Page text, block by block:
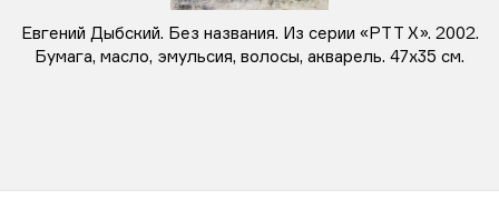
Евгений Дыбский. Без названия. Из серии «PTT X». 2002.
Бумага, масло, эмульсия, волосы, акварель. 47х35 см.